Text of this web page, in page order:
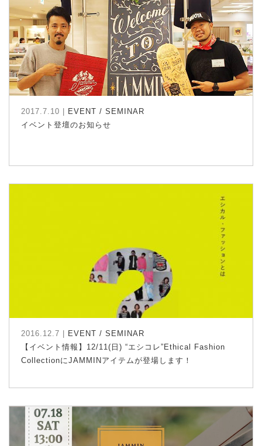
2017.7.10 |
EVENT / SEMINAR
イベント登壇のお知らせ
2016.12.7 |
EVENT / SEMINAR
【イベント情報】12/11(日) “エシコレ”Ethical Fashion
CollectionにJAMMINアイテムが登場します！